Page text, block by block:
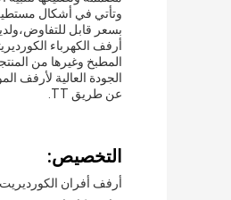
بسعر قابل للتفاوض،ولديهم وقت تسليم 30 يوما بعد الدفعيتم تعبئتها في
أرفف الكهرباء
المطبخ وغيرها من
الجودة العالية لأرفف
عن طريق TT.
التخصيص:
أرفف أفران